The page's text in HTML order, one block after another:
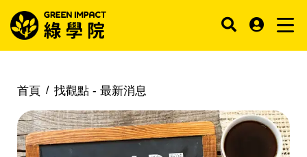
首頁 找觀點 - 最新消息